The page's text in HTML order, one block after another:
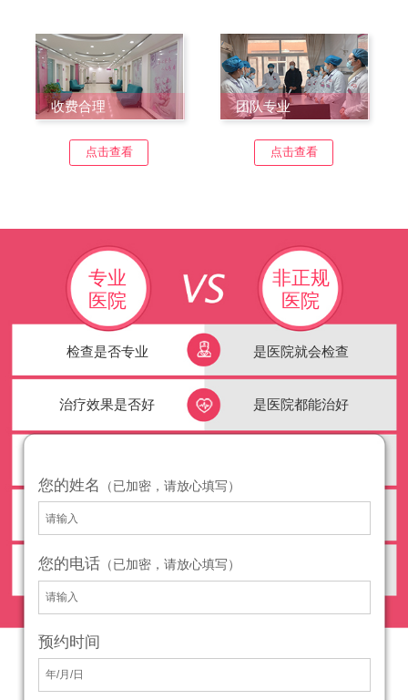
收费合理
点击查看
团队专业
点击查看
专业
医院
检查是否专业
治疗效果是否好
非正规
医院
是医院就会检查
是医院都能治好
您的姓名 （已加密，请放心填写）
您的电话 （已加密，请放心填写）
预约时间